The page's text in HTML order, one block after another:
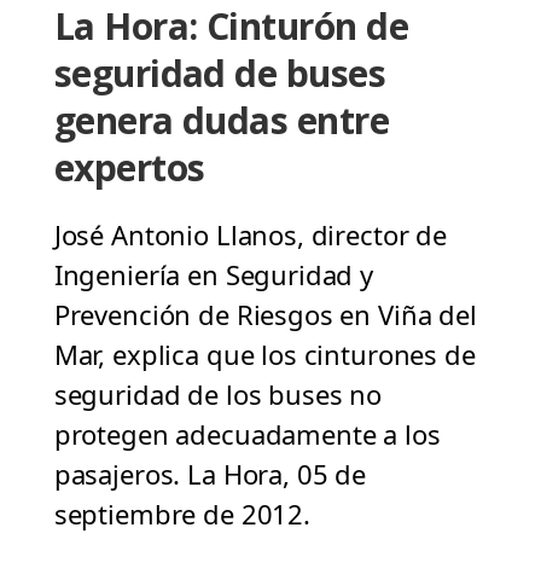
La Hora: Cinturón de
seguridad de buses
genera dudas entre
expertos
José Antonio Llanos, director de
Ingeniería en Seguridad y
Prevención de Riesgos en Viña del
Mar, explica que los cinturones de
seguridad de los buses no
protegen adecuadamente a los
pasajeros. La Hora, 05 de
septiembre de 2012.